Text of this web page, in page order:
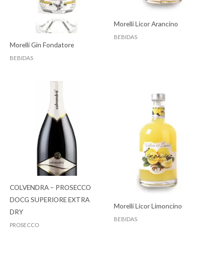
Morelli Gin Fondatore
BEBIDAS
Morelli Licor Arancino
BEBIDAS
COLVENDRA – PROSECCO
DOCG SUPERIORE EXTRA
DRY
PROSECCO
Morelli Licor Limoncino
BEBIDAS